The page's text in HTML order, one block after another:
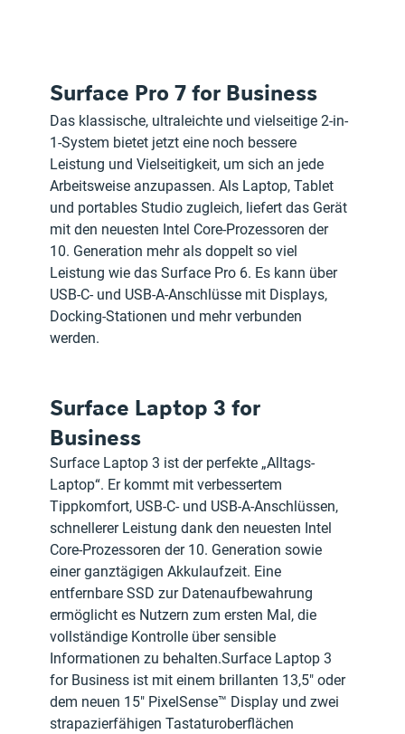
Surface Pro 7 for Business
Das klassische, ultraleichte und vielseitige 2-in-
1-System bietet jetzt eine noch bessere
Leistung und Vielseitigkeit, um sich an jede
Arbeitsweise anzupassen. Als Laptop, Tablet
und portables Studio zugleich, liefert das Gerät
mit den neuesten Intel Core-Prozessoren der
10. Generation mehr als doppelt so viel
Leistung wie das Surface Pro 6. Es kann über
USB-C- und USB-A-Anschlüsse mit Displays,
Docking-Stationen und mehr verbunden
werden.
Surface Laptop 3 for
Business
Surface Laptop 3 ist der perfekte „Alltags-
Laptop“. Er kommt mit verbessertem
Tippkomfort, USB-C- und USB-A-Anschlüssen,
schnellerer Leistung dank den neuesten Intel
Core-Prozessoren der 10. Generation sowie
einer ganztägigen Akkulaufzeit. Eine
entfernbare SSD zur Datenaufbewahrung
ermöglicht es Nutzern zum ersten Mal, die
vollständige Kontrolle über sensible
Informationen zu behalten.Surface Laptop 3
for Business ist mit einem brillanten 13,5" oder
dem neuen 15" PixelSense™ Display und zwei
strapazierfähigen Tastaturoberflächen